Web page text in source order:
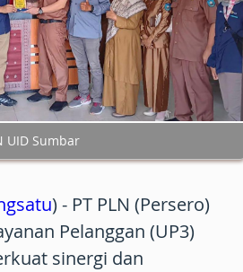
UID Sumbar
) - PT PLN (Persero)
Pelanggan (UP3)
sinergi dan